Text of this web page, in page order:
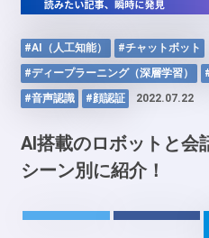
#AI（人工知能）
#チャットボット
#ディープラーニング（深層学習）
#音声認識
#顔認証 2022.07.22
AI搭載のロボットと会
シーン別に紹介！